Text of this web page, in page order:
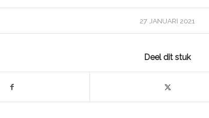
27 JANUARI 2021
Deel dit stuk